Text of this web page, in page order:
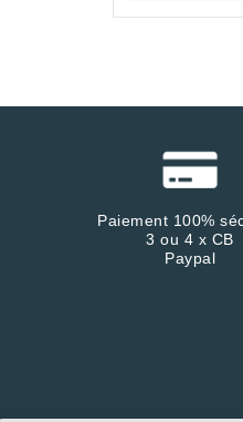
Paiement 100%
3 ou 4 x CB
Paypal